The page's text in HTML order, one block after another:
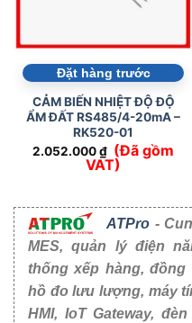
Đặt hàng trước
CẢM BIẾN NHIỆT ĐỘ ĐỘ
ẨM ĐẤT RS485/4-20mA –
RK520-01
2.052.000₫ (Đã gồm
VAT)
ATPro -
MES, quản lý điện
thống xếp hàng,
hồ đo lưu lượng, máy
HMI, IoT Gateway,